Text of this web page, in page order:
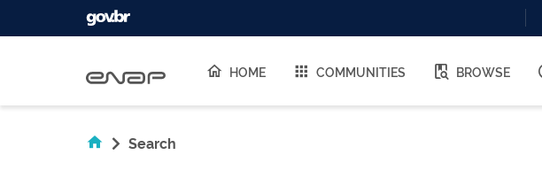
HOME COMMUNITIES BROWSE
Search